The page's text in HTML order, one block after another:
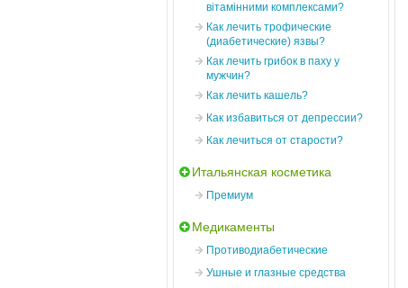
вітамінними комплексами?
Как лечить трофические
(диабетические) язвы?
Как лечить грибок в паху у
мужчин?
Как лечить кашель?
Как избавиться от депрессии?
Как лечиться от старости?
Итальянская косметика
Премиум
Медикаменты
Противодиабетические
Ушные и глазные средства